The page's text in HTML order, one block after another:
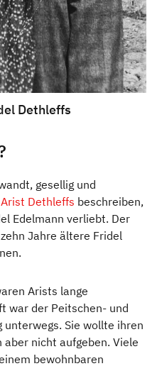
Dethleffs
gesellig und
Arist Dethleffs beschreiben,
Edelmann verliebt. Der
Jahre ältere Fridel
Arists lange
war der Peitschen- und
Sie wollte ihren
nicht aufgeben. Viele
bewohnbaren